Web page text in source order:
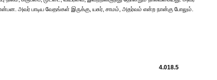
அவர் பாடிய வேதங்கள் இருக்கு, யசுர், சாமம், அதர்வம் என்ற நான்கு போலும்.
4.018.5